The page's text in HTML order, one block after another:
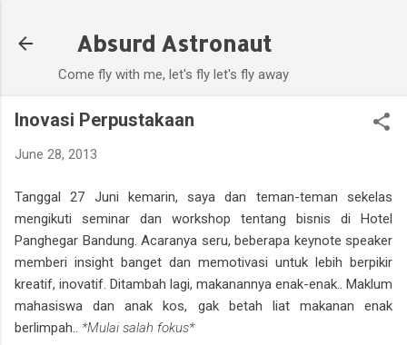
Absurd Astronaut
Come fly with me, let's fly let's fly away
Inovasi Perpustakaan
June 28, 2013
Tanggal 27 Juni kemarin, saya dan teman-teman sekelas
mengikuti seminar dan workshop tentang bisnis di Hotel
Panghegar Bandung. Acaranya seru, beberapa keynote speaker
memberi insight banget dan memotivasi untuk lebih berpikir
kreatif, inovatif. Ditambah lagi, makanannya enak-enak.. Maklum
mahasiswa dan anak kos, gak betah liat makanan enak
berlimpah.. *Mulai salah fokus*